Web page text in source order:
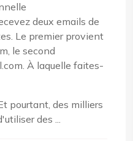
deux emails de
Le premier provient
le second
À laquelle faites-
pourtant, des milliers
des ...